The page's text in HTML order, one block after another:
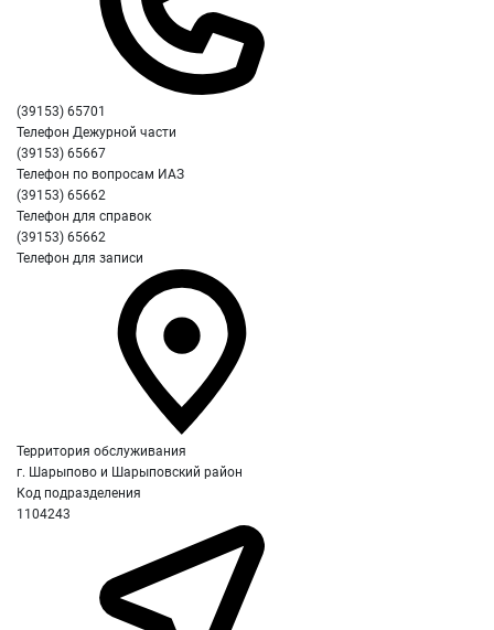
(39153) 65701
Телефон Дежурной части
(39153) 65667
Телефон по вопросам ИАЗ
(39153) 65662
Телефон для справок
(39153) 65662
Телефон для записи
Территория обслуживания
г. Шарыпово и Шарыповский район
Код подразделения
1104243